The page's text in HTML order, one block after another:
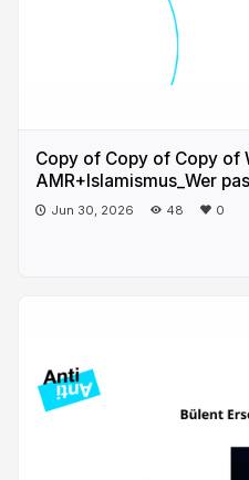
Copy of Copy of Copy of
AMR+Islamismus_Wer
Jun 30, 2026 48 0